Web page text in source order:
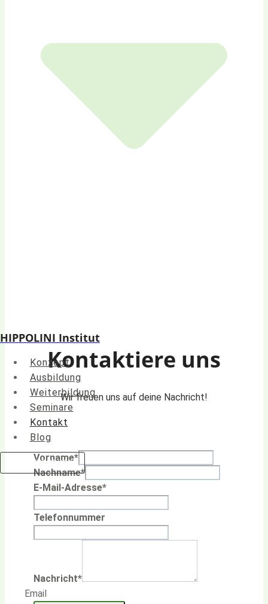
HIPPOLINI Institut
Konzept
Ausbildung
Weiterbildung
Seminare
Kontakt
Blog
JETZT BUCHEN
Kontaktiere uns
Wir freuen uns auf deine Nachricht!
Vorname*
Nachname*
E-Mail-Adresse*
Telefonnummer
Nachricht*
Email